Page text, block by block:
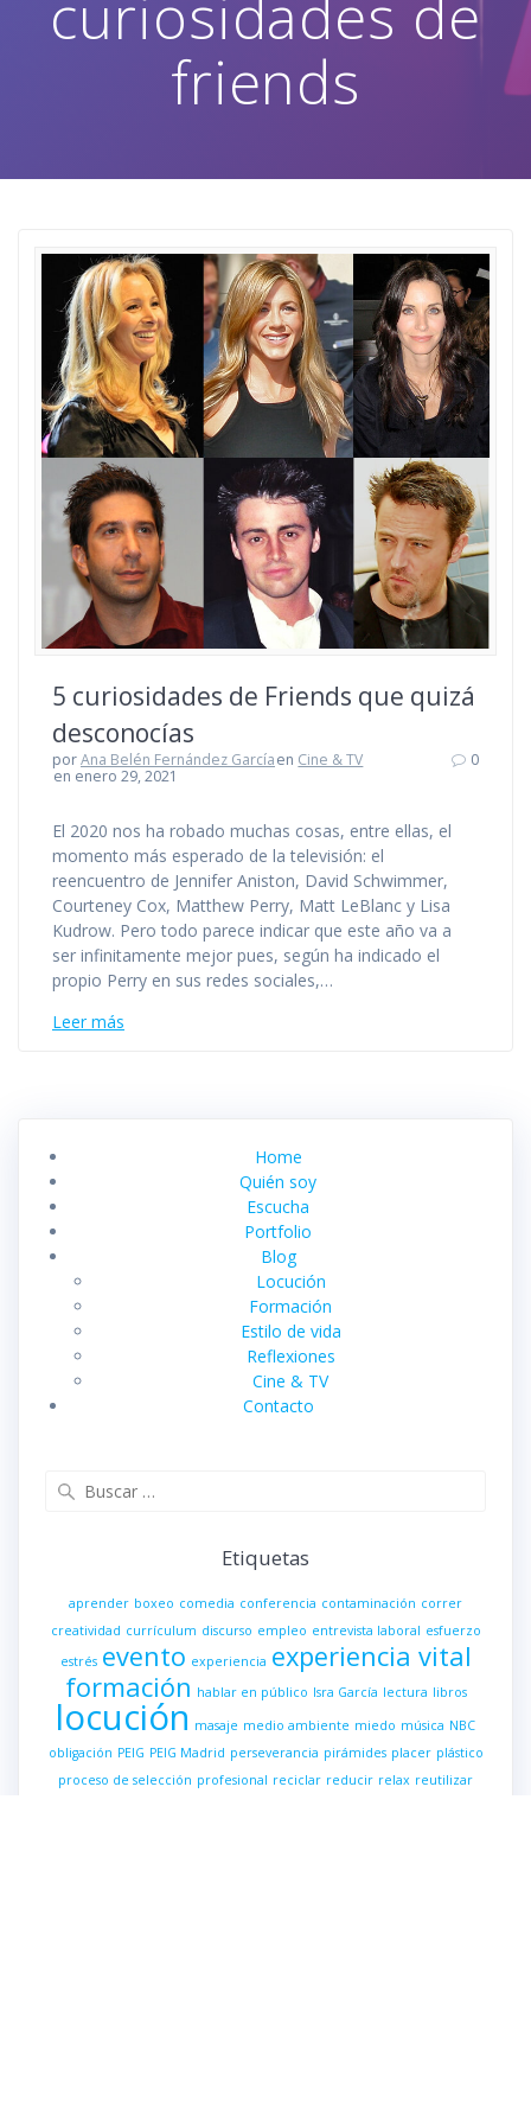
curiosidades de
friends
5 curiosidades de Friends que quizá
desconocías
porAna Belén Fernández Garcíaen Cine & TV
en enero 29, 2021
0
El 2020 nos ha robado muchas cosas, entre ellas, el
momento más esperado de la televisión: el
reencuentro de Jennifer Aniston, David Schwimmer,
Courteney Cox, Matthew Perry, Matt LeBlanc y Lisa
Kudrow. Pero todo parece indicar que este año va a
ser infinitamente mejor pues, según ha indicado el
propio Perry en sus redes sociales,…
Leer más
Home
Quién soy
Escucha
Portfolio
Blog
Locución
Formación
Estilo de vida
Reflexiones
Cine & TV
Contacto
Etiquetas
aprender boxeo comedia conferencia contaminación correr
creatividad currículum discurso empleo entrevista laboral esfuerzo
estrés evento experiencia experiencia vital
formación hablar en público Isra García lectura libros
locución masaje medio ambiente miedo música NBC
obligación PEIG PEIG Madrid perseverancia pirámides placer plástico
proceso de selección profesional reciclar reducir relax reutilizar